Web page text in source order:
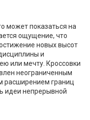
может показаться на
ощущение, что
новых высот
и
или мечту. Кроссовки
неограниченным
расширением границ
идеи непрерывной